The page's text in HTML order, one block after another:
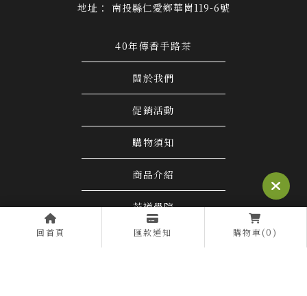
回首頁 匯款通知 購物車(0)
南投縣仁愛鄉華崗119-6號
40年傳香手路茶
關於我們
促銷活動
購物須知
商品介紹
茶道學院
聯絡我們